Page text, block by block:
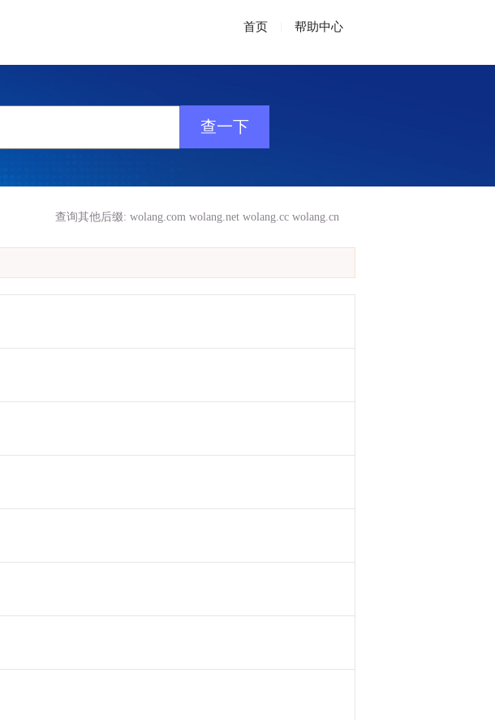
首页 帮助中心
查询其他后缀: wolang.com wolang.net wolang.cc wolang.cn